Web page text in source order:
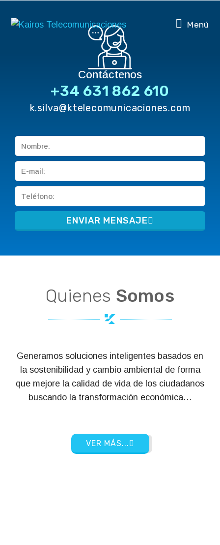
Menú
Contáctenos
+34 631 862 610
k.silva@ktelecomunicaciones.com
ENVIAR MENSAJE
Quienes Somos
Generamos soluciones inteligentes basados en
la sostenibilidad y cambio ambiental de forma
que mejore la calidad de vida de los ciudadanos
buscando la transformación económica…
VER MÁS...